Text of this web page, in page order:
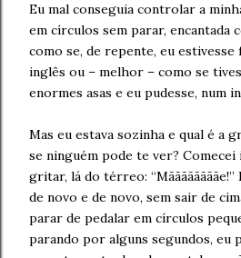
Eu mal conseguia controlar a
em círculos sem parar, encantada
como se, de repente, eu
inglês ou – melhor – como se
enormes asas e eu pudesse, num
Mas eu estava sozinha e qual é a
se ninguém pode te ver? Comecei
gritar, lá do térreo:
de novo e de novo, sem sair de
parar de pedalar em círculos
parando por alguns segundos, eu